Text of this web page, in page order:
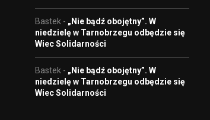
Bastek - „Nie bądź obojętny”. W
niedzielę w Tarnobrzegu odbędzie się
Wiec Solidarności
Bastek - „Nie bądź obojętny”. W
niedzielę w Tarnobrzegu odbędzie się
Wiec Solidarności